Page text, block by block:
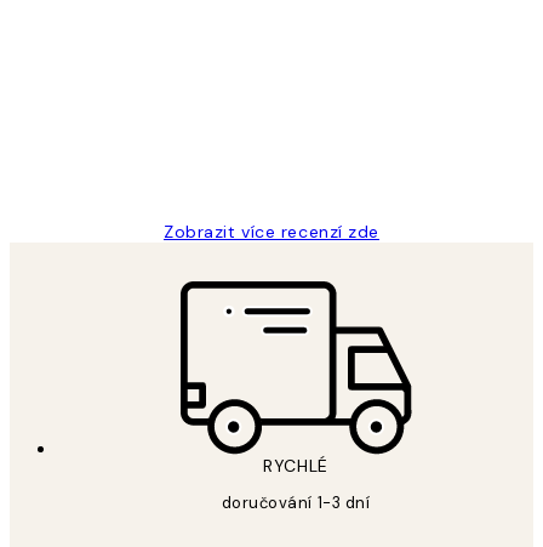
Zobrazit více recenzí zde
RYCHLÉ
doručování 1-3 dní